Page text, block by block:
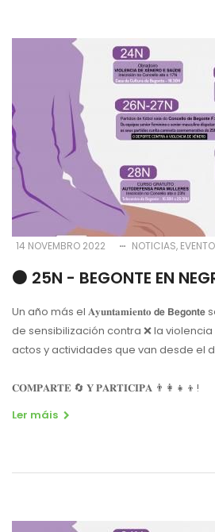
14 NOVEMBRO 2022 NOTICIAS
⚫️ 25N - BEGONTE EN
Un año más el 𝐀𝐲𝐮𝐧𝐭𝐚𝐦𝐢𝐞𝐧𝐭𝐨 𝗱𝗲
de sensibilización contra ❌ la
actos y actividades que van desde el
𝐂𝐎𝐌𝐏𝐀𝐑𝐓𝐄 🔄 𝐘 𝐏𝐀𝐑𝐓𝐈𝐂𝐈𝐏𝐀 👨‍👩‍👧‍👦!
Ler máis